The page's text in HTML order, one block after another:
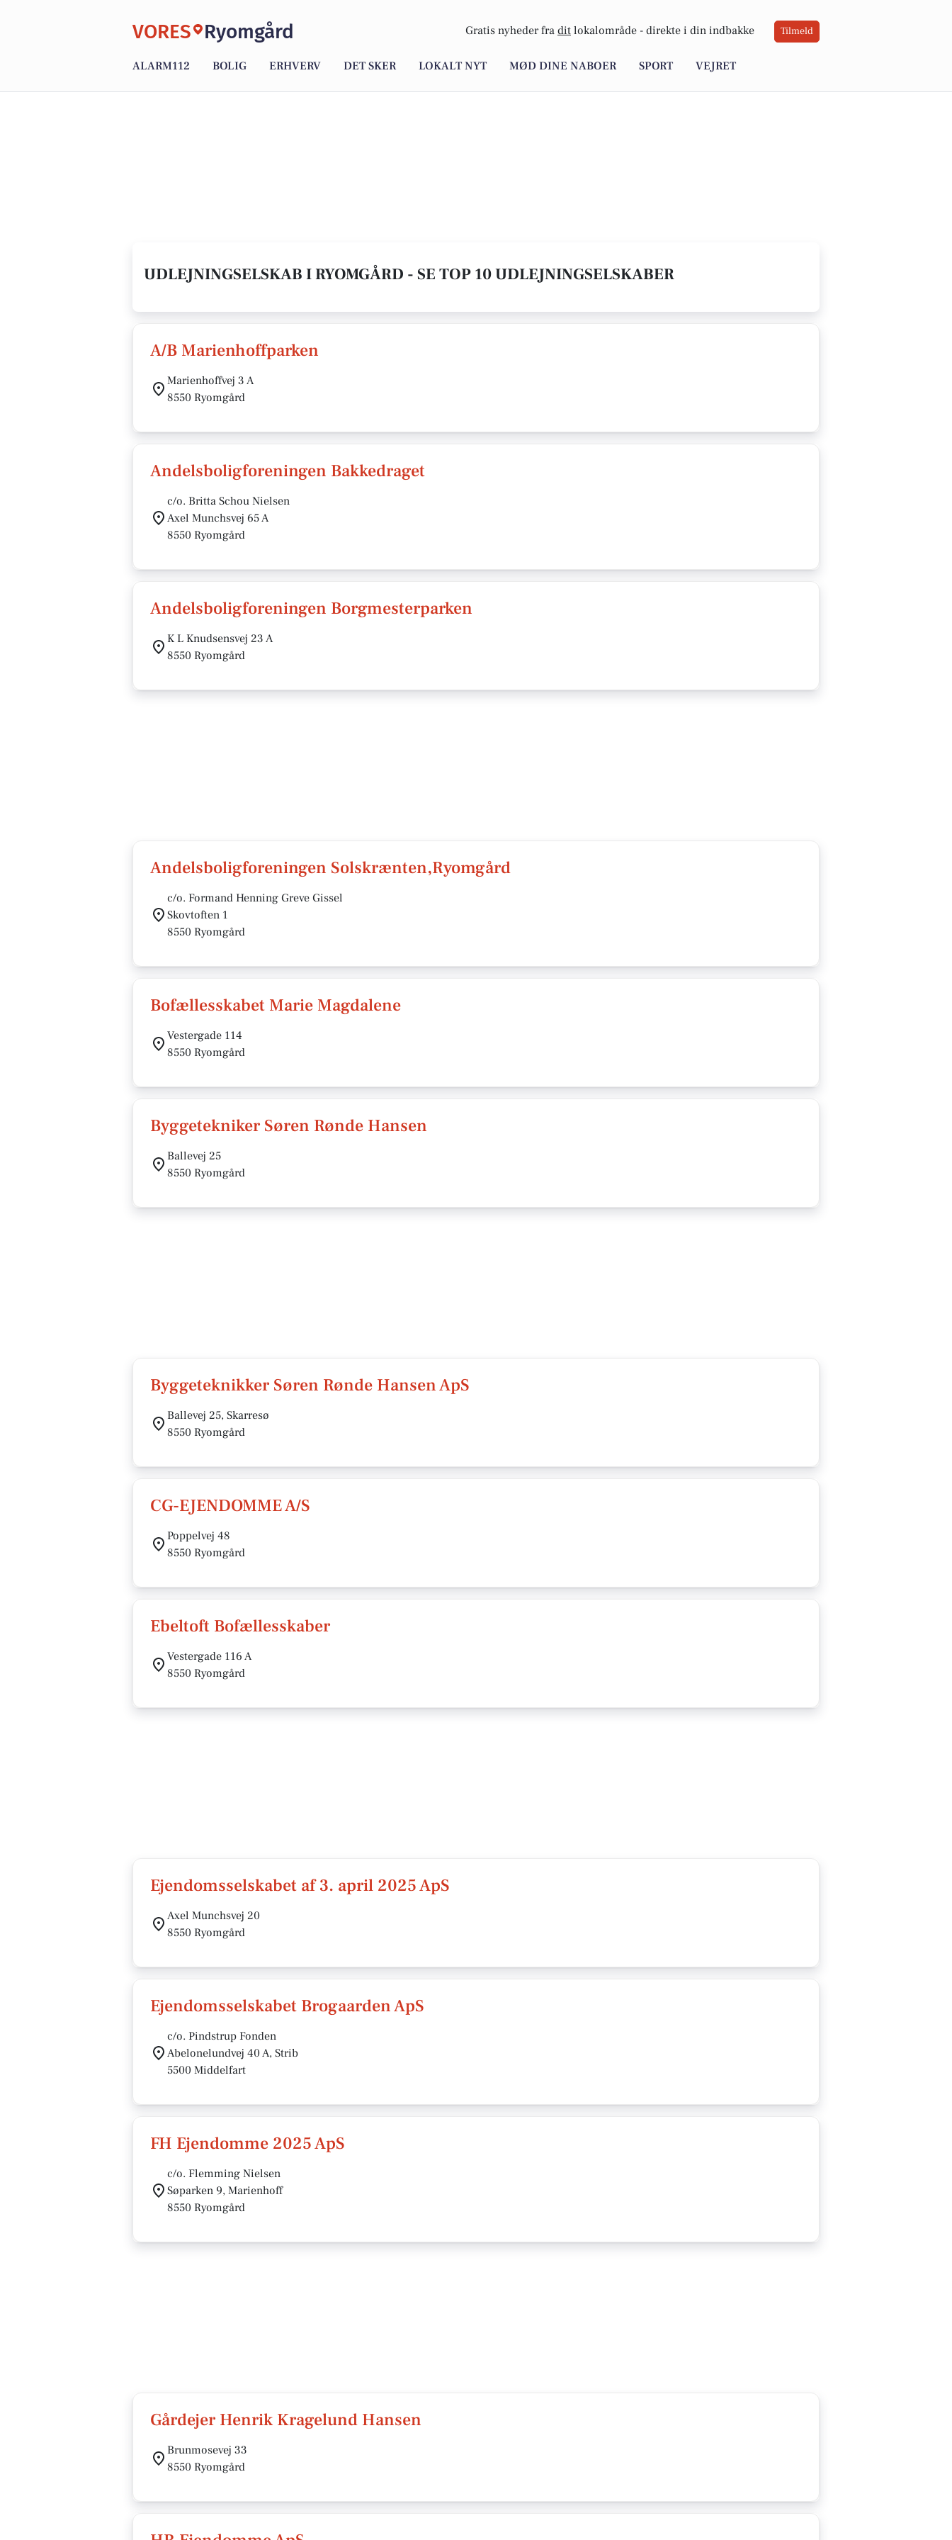
VORES Ryomgård Gratis nyheder fra dit lokalområde - direkte i din indbakke Tilmeld
ALARM112 BOLIG ERHVERV DET SKER LOKALT NYT MØD DINE NABOER SPORT VEJRET
UDLEJNINGSELSKAB I RYOMGÅRD - SE TOP 10 UDLEJNINGSELSKABER
A/B Marienhoffparken
Marienhoffvej 3 A
8550 Ryomgård
Andelsboligforeningen Bakkedraget
c/o. Britta Schou Nielsen
Axel Munchsvej 65 A
8550 Ryomgård
Andelsboligforeningen Borgmesterparken
K L Knudsensvej 23 A
8550 Ryomgård
Andelsboligforeningen Solskrænten,Ryomgård
c/o. Formand Henning Greve Gissel
Skovtoften 1
8550 Ryomgård
Bofællesskabet Marie Magdalene
Vestergade 114
8550 Ryomgård
Byggetekniker Søren Rønde Hansen
Ballevej 25
8550 Ryomgård
Byggeteknikker Søren Rønde Hansen ApS
Ballevej 25, Skarresø
8550 Ryomgård
CG-EJENDOMME A/S
Poppelvej 48
8550 Ryomgård
Ebeltoft Bofællesskaber
Vestergade 116 A
8550 Ryomgård
Ejendomsselskabet af 3. april 2025 ApS
Axel Munchsvej 20
8550 Ryomgård
Ejendomsselskabet Brogaarden ApS
c/o. Pindstrup Fonden
Abelonelundvej 40 A, Strib
5500 Middelfart
FH Ejendomme 2025 ApS
c/o. Flemming Nielsen
Søparken 9, Marienhoff
8550 Ryomgård
Gårdejer Henrik Kragelund Hansen
Brunmosevej 33
8550 Ryomgård